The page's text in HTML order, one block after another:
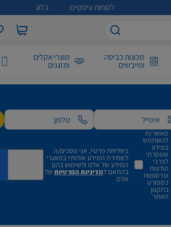
לקוחות עיסקיים בלוג
מכונות כביסה
ומייבשים
מוצרי אקלים
ומזגנים
מאשר/ת
להשתמש
במידע
שמסרתי
לצרכי
הודעות
ופרסומות
כמפורט
בתקנון
האתר
בשליחת פרטיי, אני מסכים/ה
לשמירת המידע אודותיי במאגרי
המידע של אלמ ולשימוש בהם
בהתאם למדיניות הפרטיות של
אלמ.